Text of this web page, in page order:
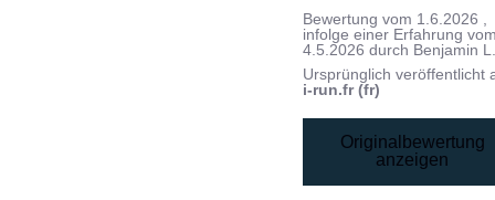
Bewertung vom 1.6.2026
infolge einer Erfahrung
4.5.2026 durch Benjamin
Ursprünglich veröffentlicht
i-run.fr (fr)
Originalbewertung
anzeigen